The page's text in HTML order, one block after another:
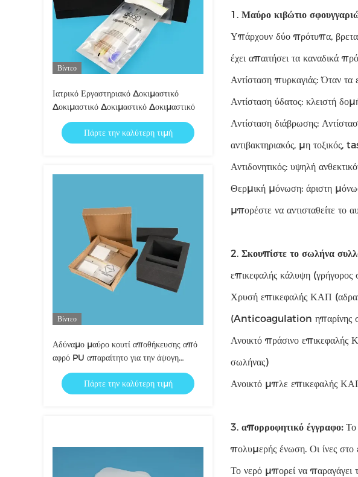
Βίντεο
Ιατρικό Εργαστηριακό Δοκιμαστικό
Δοκιμαστικό Δοκιμαστικό Δοκιμαστικό
Πάρτε την καλύτερη τιμή
Βίντεο
Αδύναμο μαύρο κουτί αποθήκευσης από
αφρό PU απαραίτητο για την άψογη
παράδοση των σακουλών βιολογικού
κινδύνου 95kpaΠάρτε την καλύτερη τιμή
1. Μαύρο κιβώτιο
Υπάρχουν δύο πρότυπα,
έχει απαιτήσει τα καναδικά
Αντίσταση πυρκαγιάς: Όταν
Αντίσταση ύδατος: κλειστή
Αντίσταση διάβρωσης:
αντιβακτηριακός, μη
Αντιδονητικός: υψηλή
Θερμική μόνωση: άριστη
μπορέστε να αντισταθείτε το
2. Σκουπίστε το σωλήνα
επικεφαλής κάλυψη
Χρυσή επικεφαλής ΚΑΠ
(Anticoagulation ηπαρίνης
Ανοικτό πράσινο
σωλήνας)
Ανοικτό μπλε επικεφαλής
3. απορροφητικό έγγραφο: Το
πολυμερής ένωση. Οι ίνες στο
Το νερό μπορεί να παραγάγει